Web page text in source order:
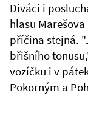
Diváci i
hlasu
příčina stejná.
břišního
vozíčku i v
Pokorným a